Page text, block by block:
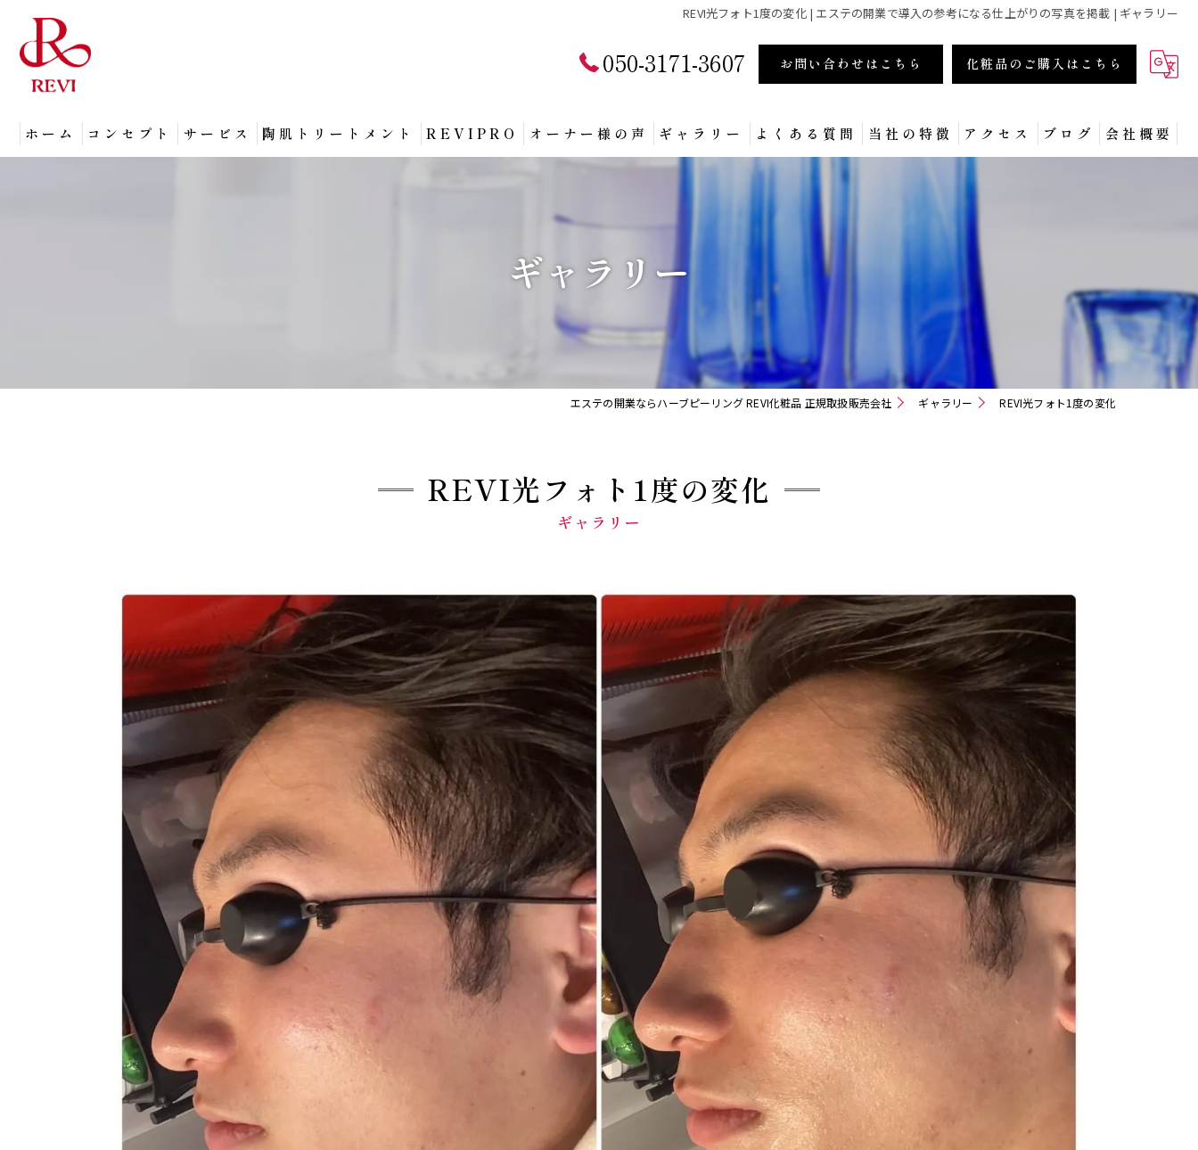
REVI光フォト1度の変化 | エステの開業で導入の参考になる仕上がりの写真を掲載 | ギャラリー
050-3171-3607 お問い合わせはこちら 化粧品のご購入はこちら
ホーム コンセプト サービス 陶肌トリートメント REVIPRO オーナー様の声 ギャラリー よくある質問 当社の特徴 アクセス ブログ 会社概要
ギャラリー
エステの開業ならハーブピーリング REVI化粧品 正規取扱販売会社 ギャラリー REVI光フォト1度の変化
ギャラリー
REVI光フォト1度の変化